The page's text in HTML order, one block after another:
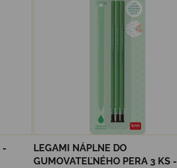
-
LEGAMI NÁPLNE DO
GUMOVATEĽNÉHO PERA 3 KS -